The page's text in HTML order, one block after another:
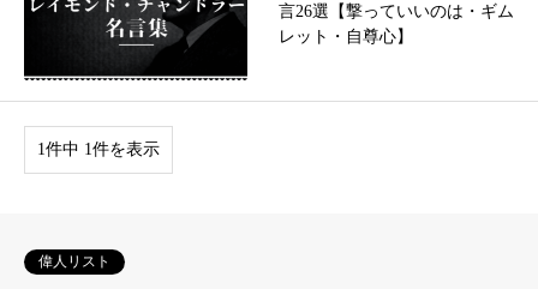
言26選【撃っていいのは・ギム
レット・自尊心】
1件中 1件を表示
偉人リスト